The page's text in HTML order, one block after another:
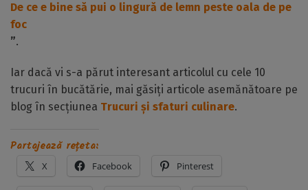
De ce e bine să pui o lingură de lemn peste oala de pe
foc
”.
Iar dacă vi s-a părut interesant articolul cu cele 10
trucuri în bucătărie, mai găsiți articole asemănătoare pe
blog în secțiunea Trucuri și sfaturi culinare.
Partajează rețeta:
X Facebook Pinterest